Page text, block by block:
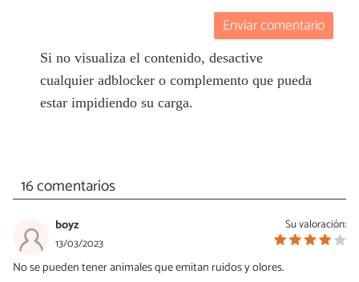
Enviar comentario
Si no visualiza el contenido, desactive
cualquier adblocker o complemento que pueda
estar impidiendo su carga.
16 comentarios
Su valoración:
boyz
13/03/2023
No se pueden tener animales que emitan ruidos y olores.